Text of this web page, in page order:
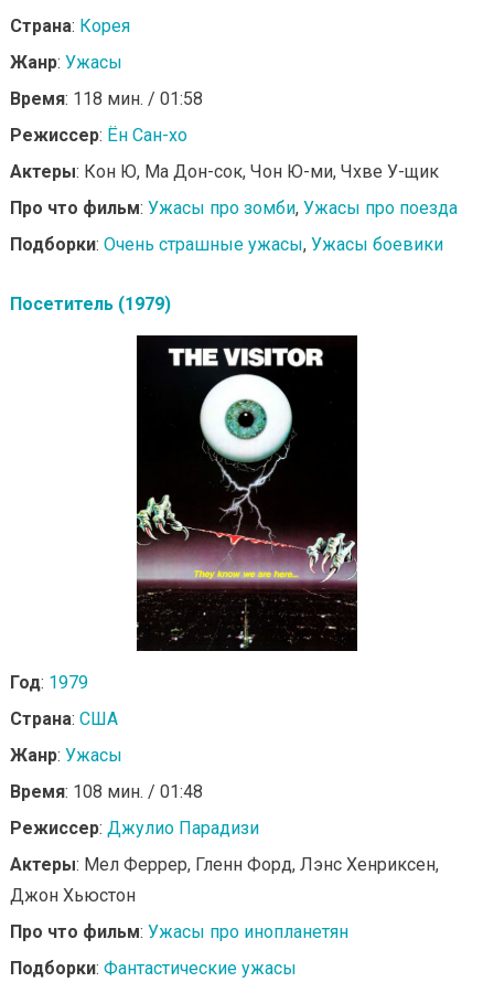
Страна: Корея
Жанр: Ужасы
Время: 118 мин. / 01:58
Режиссер: Ён Сан-хо
Актеры: Кон Ю, Ма Дон-сок, Чон Ю-ми, Чхве У-щик
Про что фильм: Ужасы про зомби, Ужасы про поезда
Подборки: Очень страшные ужасы, Ужасы боевики
Посетитель (1979)
Год: 1979
Страна: США
Жанр: Ужасы
Время: 108 мин. / 01:48
Режиссер: Джулио Парадизи
Актеры: Мел Феррер, Гленн Форд, Лэнс Хенриксен,
Джон Хьюстон
Про что фильм: Ужасы про инопланетян
Подборки: Фантастические ужасы